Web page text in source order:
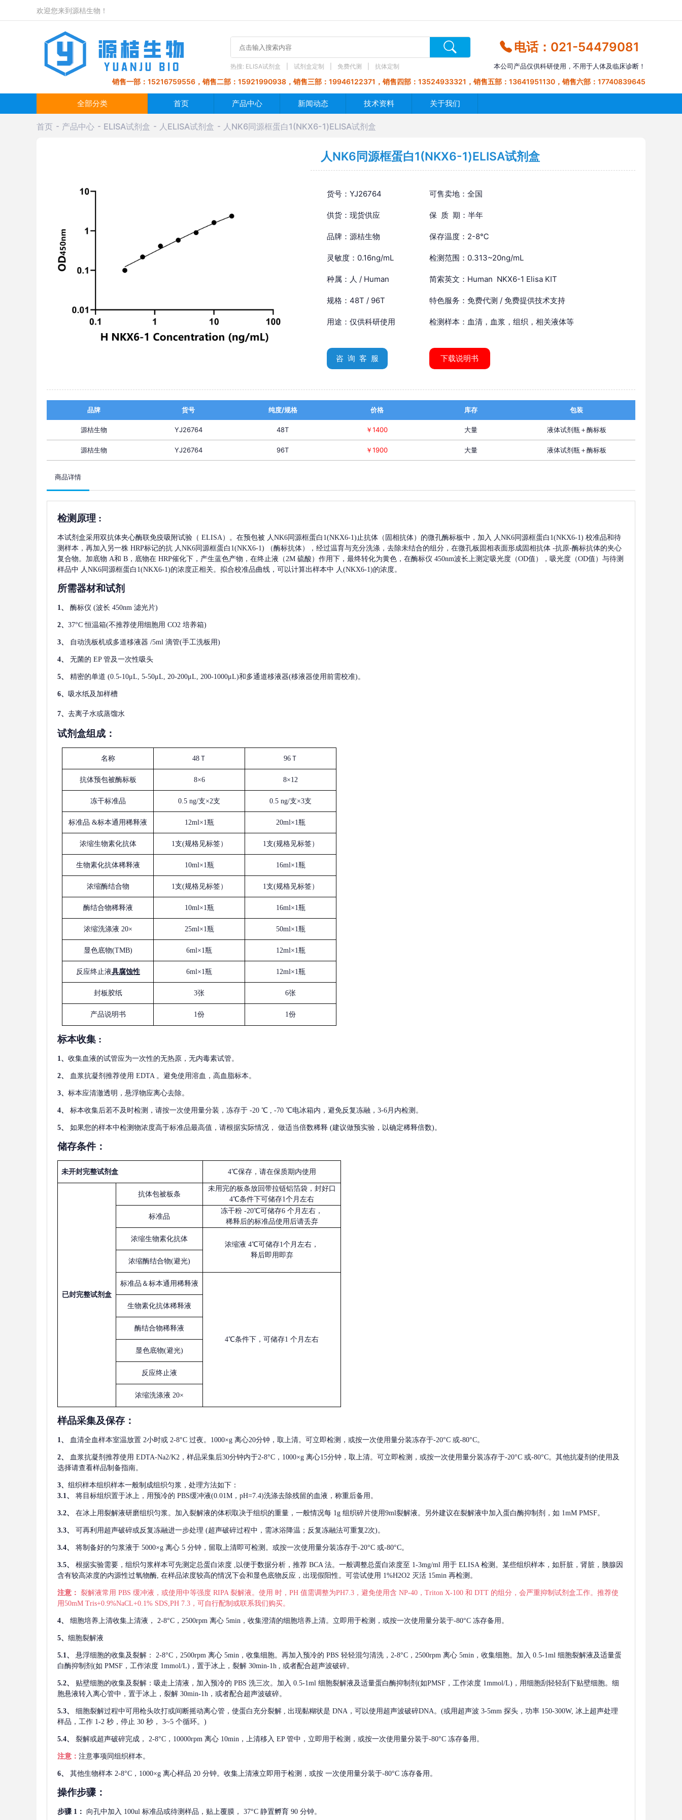
欢迎您来到源桔生物！
热搜: ELISA试剂盒 试剂盒定制 免费代测 抗体定制
电话：021-54479081
本公司产品仅供科研使用，不用于人体及临床诊断！
销售一部：15216759556，销售二部：15921990938，销售三部：19946122371，销售四部：13524933321，销售五部：13641951130，销售六部：17740839645
全部分类 首页 产品中心 新闻动态 技术资料 关于我们
首页 产品中心 ELISA试剂盒 人ELISA试剂盒 人NK6同源框蛋白1(NKX6-1)ELISA试剂盒
人NK6同源框蛋白1(NKX6-1)ELISA试剂盒
货号：YJ26764 可售卖地：全国
供货：现货供应 保 质 期：半年
品牌：源桔生物 保存温度：2-8℃
灵敏度：0.16ng/mL 检测范围：0.313~20ng/mL
种属：人 / Human 简索英文：Human NKX6-1 Elisa KIT
规格：48T / 96T 特色服务：免费代测 / 免费提供技术支持
用途：仅供科研使用 检测样本：血清，血浆，组织，相关液体等
咨 询 客 服 下载说明书
品牌 货号 纯度/规格 价格 库存 包装
源桔生物 YJ26764 48T ￥1400 大量 液体试剂瓶＋酶标板
源桔生物 YJ26764 96T ￥1900 大量 液体试剂瓶＋酶标板
商品详情
检测原理 :
本试剂盒采用双抗体夹心酶联免疫吸附试验（ ELISA）。在预包被 人NK6同源框蛋白1(NKX6-1)止抗体（固相抗体）的微孔酶标板中，加入 人NK6同源框蛋白1(NKX6-1) 校准品和待
测样本，再加入另一株 HRP标记的抗 人NK6同源框蛋白1(NKX6-1) （酶标抗体），经过温育与充分洗涤，去除未结合的组分，在微孔板固相表面形成固相抗体 -抗原-酶标抗体的夹心
复合物。加底物 A和 B，底物在 HRP催化下，产生蓝色产物，在终止液（2M 硫酸）作用下，最终转化为黄色，在酶标仪 450nm波长上测定吸光度（OD值），吸光度（OD值）与待测
样品中 人NK6同源框蛋白1(NKX6-1)的浓度正相关。拟合校准品曲线，可以计算出样本中 人(NKX6-1)的浓度。
所需器材和试剂
1、 酶标仪 (波长 450nm 滤光片)
2、 37°C 恒温箱(不推荐使用细胞用 CO2 培养箱)
3、 自动洗板机或多道移液器 /5ml 滴管(手工洗板用)
4、 无菌的 EP 管及一次性吸头
5、 精密的单道 (0.5-10μL, 5-50μL, 20-200μL, 200-1000μL)和多通道移液器(移液器使用前需校准)。
6、 吸水纸及加样槽
7、 去离子水或蒸馏水
试剂盒组成：
名称 48Ｔ 96Ｔ
抗体预包被酶标板 8×6 8×12
冻干标准品 0.5 ng/支×2支 0.5 ng/支×3支
标准品 &标本通用稀释液 12ml×1瓶 20ml×1瓶
浓缩生物素化抗体 1支(规格见标签） 1支(规格见标签）
生物素化抗体稀释液 10ml×1瓶 16ml×1瓶
浓缩酶结合物 1支(规格见标签） 1支(规格见标签）
酶结合物稀释液 10ml×1瓶 16ml×1瓶
浓缩洗涤液 20× 25ml×1瓶 50ml×1瓶
显色底物(TMB) 6ml×1瓶 12ml×1瓶
反应终止液具腐蚀性 6ml×1瓶 12ml×1瓶
封板胶纸 3张 6张
产品说明书 1份 1份
标本收集 :
1、 收集血液的试管应为一次性的无热原，无内毒素试管。
2、 血浆抗凝剂推荐使用 EDTA 。避免使用溶血，高血脂标本。
3、 标本应清澈透明，悬浮物应离心去除。
4、 标本收集后若不及时检测，请按一次使用量分装，冻存于 -20 ℃ , -70 ℃电冰箱内，避免反复冻融，3-6月内检测。
5、 如果您的样本中检测物浓度高于标准品最高值，请根据实际情况， 做适当倍数稀释 (建议做预实验，以确定稀释倍数)。
储存条件：
未开封完整试剂盒 4℃保存，请在保质期内使用
已封完整试剂盒
抗体包被板条
未用完的板条放回带拉链铝箔袋，封好口
4℃条件下可储存1个月左右
标准品
冻干粉 -20℃可储存6 个月左右，
稀释后的标准品使用后请丢弃
浓缩生物素化抗体
浓缩液 4℃可储存1个月左右，
释后即用即弃
浓缩酶结合物(避光)
标准品＆标本通用稀释液
4℃条件下，可储存1 个月左右
生物素化抗体稀释液
酶结合物稀释液
显色底物(避光)
反应终止液
浓缩洗涤液 20×
样品采集及保存 ：
1、 血清全血样本室温放置 2小时或 2-8°C 过夜。1000×g 离心20分钟，取上清。可立即检测，或按一次使用量分装冻存于-20°C 或-80°C。
2、 血浆抗凝剂推荐使用 EDTA-Na2/K2，样品采集后30分钟内于2-8°C，1000×g 离心15分钟，取上清。可立即检测，或按一次使用量分装冻存于-20°C 或-80°C。其他抗凝剂的使用及
选择请查看样品制备指南。
3、 组织样本组织样本一般制成组织匀浆，处理方法如下：
3.1、
将目标组织置于冰上，用预冷的 PBS缓冲液(0.01M，pH=7.4)洗涤去除残留的血液，称重后备用。
3.2、 在冰上用裂解液研磨组织匀浆。加入裂解液的体积取决于组织的重量，一般情况每 1g 组织碎片使用9ml裂解液。另外建议在裂解液中加入蛋白酶抑制剂，如 1mM PMSF。
3.3、 可再利用超声破碎或反复冻融进一步处理 (超声破碎过程中，需冰浴降温；反复冻融法可重复2次)。
3.4、 将制备好的匀浆液于 5000×g 离心 5 分钟，留取上清即可检测。或按一次使用量分装冻存于-20°C 或-80°C。
3.5、 根据实验需要，组织匀浆样本可先测定总蛋白浓度 ,以便于数据分析，推荐 BCA 法。一般调整总蛋白浓度至 1-3mg/ml 用于 ELISA 检测。某些组织样本，如肝脏，肾脏，胰腺因
含有较高浓度的内源性过氧物酶, 在样品浓度较高的情况下会和显色底物反应，出现假阳性。可尝试使用 1%H2O2 灭活 15min 再检测。
注意： 裂解液常用 PBS 缓冲液，或使用中等强度 RIPA 裂解液。使用 时，PH 值需调整为PH7.3，避免使用含 NP-40，Triton X-100 和 DTT 的组分，会严重抑制试剂盒工作。推荐使
用50mM Tris+0.9%NaCL+0.1% SDS,PH 7.3，可自行配制或联系我们购买。
4、 细胞培养上清收集上清液， 2-8°C，2500rpm 离心 5min，收集澄清的细胞培养上清。立即用于检测，或按一次使用量分装于-80°C 冻存备用。
5、 细胞裂解液
5.1、 悬浮细胞的收集及裂解：
2-8°C，2500rpm 离心 5min，收集细胞。再加入预冷的 PBS 轻轻混匀清洗，2-8°C，2500rpm 离心 5min，收集细胞。加入 0.5-1ml 细胞裂解液及适量蛋
白酶抑制剂(如 PMSF，工作浓度 1mmol/L)，置于冰上，裂解 30min-1h , 或者配合超声波破碎。
5.2、 贴壁细胞的收集及裂解：吸走上清液，加入预冷的 PBS 洗三次。加入 0.5-1ml 细胞裂解液及适量蛋白酶抑制剂(如PMSF，工作浓度 1mmol/L)，用细胞刮轻轻刮下贴壁细胞。细
胞悬液转入离心管中，置于冰上，裂解 30min-1h，或者配合超声波破碎。
5.3、 细胞裂解过程中可用枪头吹打或间断摇动离心管，使蛋白充分裂解 , 出现黏糊状是 DNA，可以使用超声波破碎DNA。(或用超声波 3-5mm 探头，功率 150-300W, 冰上超声处理
样品，工作 1-2 秒，停止 30 秒， 3~5 个循环。)
5.4、 裂解或超声破碎完成， 2-8°C，10000rpm 离心 10min，上清移入 EP 管中，立即用于检测，或按一次使用量分装于-80°C 冻存备用。
注意： 注意事项同组织样本。
6、 其他生物样本 2-8°C，1000×g 离心样品 20 分钟。收集上清液立即用于检测，或按 一次使用量分装于-80°C 冻存备用。
操作步骤：
步骤 1： 向孔中加入 100ul 标准品或待测样品，贴上覆膜， 37°C 静置孵育 90 分钟。